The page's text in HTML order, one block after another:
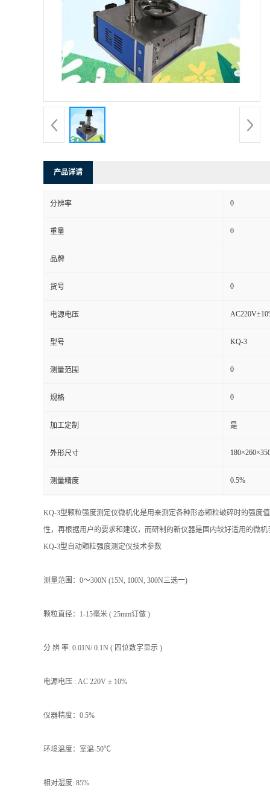
产品详请
分辨率 0
重量 0
品牌
货号 0
电源电压
型号 KQ-3
测量范围 0
规格 0
加工定制 是
外形尺寸
测量精度 0.5%
KQ-3型颗粒强度测定仪微机化是用来测定各种形态颗粒破碎时的强度
性，再根据用户的要求和建议，而研制的新仪器是国内较好适用的微
KQ-3型自动颗粒强度测定仪技术参数
测量范围：0～300N (15N, 100N, 300N三选一)
颗粒直径：1-15毫米 ( 25mm订做 )
分 辨 率: 0.01N/ 0.1N ( 四位数字显示 )
电源电压 : AC 220V ± 10%
仪器精度：0.5%
环境温度：室温-50℃
相对湿度: 85%